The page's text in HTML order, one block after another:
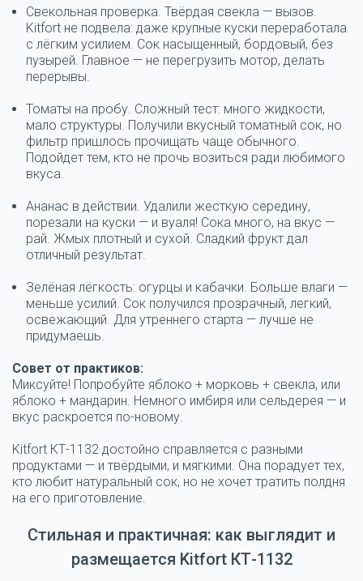
Свекольная проверка. Твёрдая свекла — вызов.
Kitfort не подвела: даже крупные куски переработала
с лёгким усилием. Сок насыщенный, бордовый, без
пузырей. Главное — не перегрузить мотор, делать
перерывы.
Томаты на пробу. Сложный тест: много жидкости,
мало структуры. Получили вкусный томатный сок, но
фильтр пришлось прочищать чаще обычного.
Подойдет тем, кто не прочь возиться ради любимого
вкуса.
Ананас в действии. Удалили жесткую середину,
порезали на куски — и вуаля! Сока много, на вкус —
рай. Жмых плотный и сухой. Сладкий фрукт дал
отличный результат.
Зелёная лёгкость: огурцы и кабачки. Больше влаги —
меньше усилий. Сок получился прозрачный, легкий,
освежающий. Для утреннего старта — лучше не
придумаешь.
Совет от практиков:
Миксуйте! Попробуйте яблоко + морковь + свекла, или
яблоко + мандарин. Немного имбиря или сельдерея — и
вкус раскроется по-новому.
Kitfort КТ-1132 достойно справляется с разными
продуктами — и твёрдыми, и мягкими. Она порадует тех,
кто любит натуральный сок, но не хочет тратить полдня
на его приготовление.
Стильная и практичная: как выглядит и
размещается Kitfort КТ-1132